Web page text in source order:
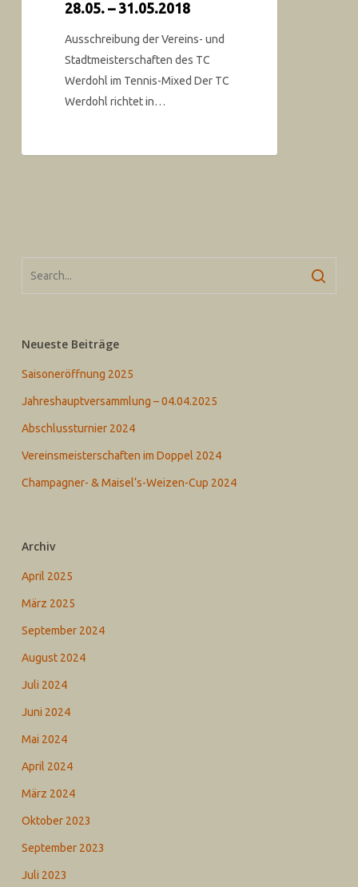
28.05. – 31.05.2018
Ausschreibung der Vereins- und
Stadtmeisterschaften des TC
Werdohl im Tennis-Mixed Der TC
Werdohl richtet in…
Neueste Beiträge
Saisoneröffnung 2025
Jahreshauptversammlung – 04.04.2025
Abschlussturnier 2024
Vereinsmeisterschaften im Doppel 2024
Champagner- & Maisel‘s-Weizen-Cup 2024
Archiv
April 2025
März 2025
September 2024
August 2024
Juli 2024
Juni 2024
Mai 2024
April 2024
März 2024
Oktober 2023
September 2023
Juli 2023